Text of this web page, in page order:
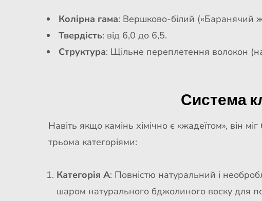
Колірна гама: Вершково-білий («Баранячий
Твердість: від 6,0 до 6,5.
Структура: Щільне переплетення волокон
Система
Навіть якщо камінь хімічно є «жадеїтом», він
трьома категоріями:
Категорія A: Повністю натуральний і
шаром натурального бджолиного воску для